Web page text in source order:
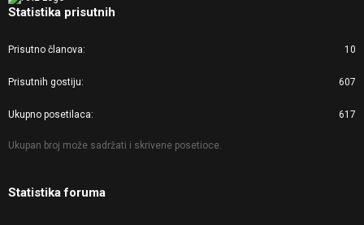
Statistika prisutnih
Prisutno članova 10
Prisutnih gostiju 607
Ukupno posetilaca 617
Ukupan broj može sadržati i skrivene posetioce.
Statistika foruma